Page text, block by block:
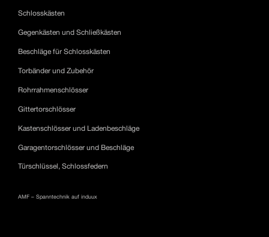
Schlosskästen
Gegenkästen und Schließkästen
Beschläge für Schlosskästen
Torbänder und Zubehör
Rohrrahmenschlösser
Gittertorschlösser
Kastenschlösser und Ladenbeschläge
Garagentorschlösser und Beschläge
Türschlüssel, Schlossfedern
AMF – Spanntechnik auf induux